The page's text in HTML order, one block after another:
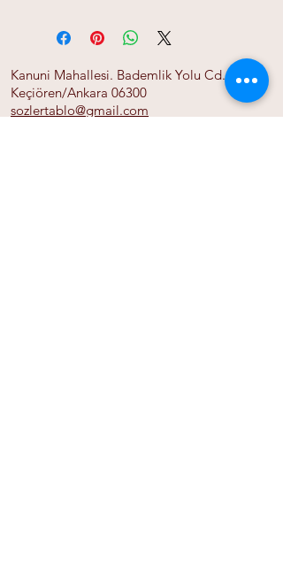
Kanuni Mahallesi. Bademlik Yolu Cd. 118/A
Keçiören/Ankara 06300
sozlertablo@gmail.com